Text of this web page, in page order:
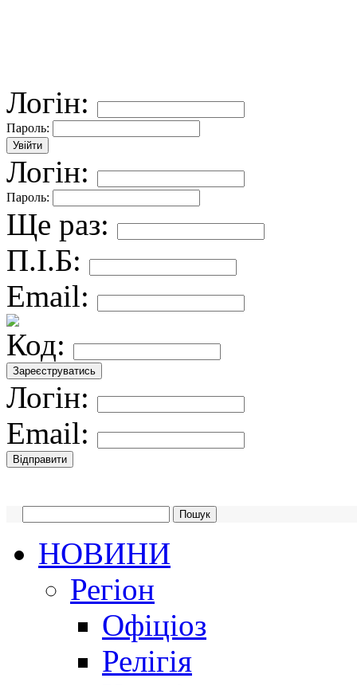
Логін:
Пароль:
Логін:
Пароль:
Ще раз:
П.І.Б:
Email:
Код:
Логін:
Email:
НОВИНИ
Регіон
Офіціоз
Релігія